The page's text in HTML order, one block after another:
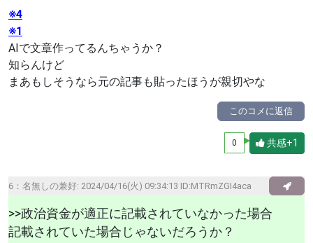
※4
※1
AIで文章作ってるんちゃうか？
知らんけど
まあもしそうなら元の記事も貼ったほうが親切やな
このコメに返信
0 共感+1
6： 名無しの兼好: 2024/04/16(火) 09:34:13 ID:MTRmZGI4aca
>>政治資金が適正に記載されていなかった場合
記載されていた場合じゃないだろうか？